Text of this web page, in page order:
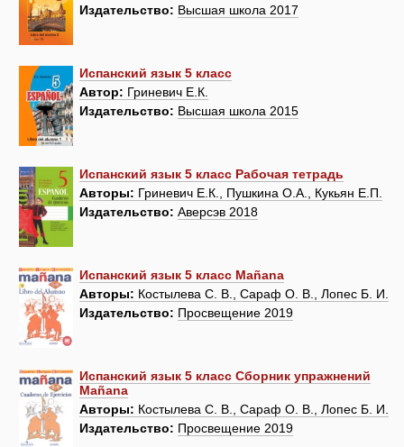
Издательство: Высшая школа 2017
Испанский язык 5 класс
Автор: Гриневич Е.К.
Издательство: Высшая школа 2015
Испанский язык 5 класс Рабочая тетрадь
Авторы: Гриневич Е.К., Пушкина О.А., Кукьян Е.П.
Издательство: Аверсэв 2018
Испанский язык 5 класс Mañana
Авторы: Костылева С. В., Сараф О. В., Лопес Б. И.
Издательство: Просвещение 2019
Испанский язык 5 класс Сборник упражнений
Mañana
Авторы: Костылева С. В., Сараф О. В., Лопес Б. И.
Издательство: Просвещение 2019